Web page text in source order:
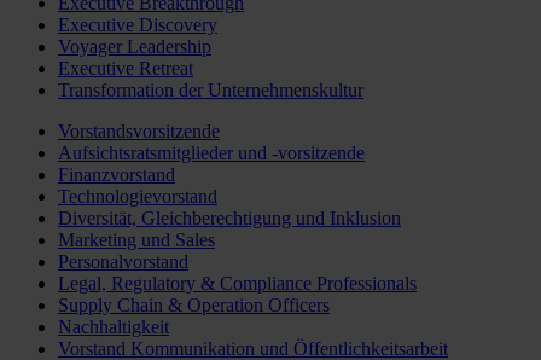
Executive Discovery
Voyager Leadership
Executive Retreat
Transformation der Unternehmenskultur
Vorstandsvorsitzende
Aufsichtsratsmitglieder und -vorsitzende
Finanzvorstand
Technologievorstand
Diversität, Gleichberechtigung und Inklusion
Marketing und Sales
Personalvorstand
Legal, Regulatory & Compliance Professionals
Supply Chain & Operation Officers
Nachhaltigkeit
Vorstand Kommunikation und Öffentlichkeitsarbeit